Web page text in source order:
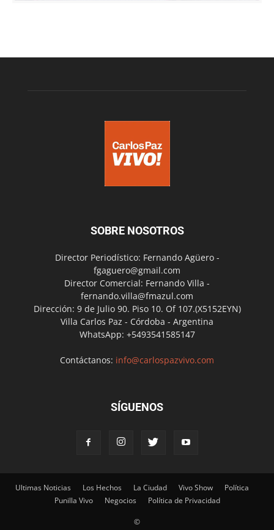
SOBRE NOSOTROS
Director Periodístico: Fernando Agüero -
fgaguero@gmail.com
Director Comercial: Fernando Villa -
fernando.villa@fmazul.com
Dirección: 9 de Julio 90. Piso 10. Of 107.(X5152EYN)
Villa Carlos Paz - Córdoba - Argentina
WhatsApp: +5493541585147
Contáctanos: info@carlospazvivo.com
SÍGUENOS
Ultimas Noticias Los Hechos La Ciudad Vivo Show
Política
Punilla Vivo
Negocios Política de Privacidad
©